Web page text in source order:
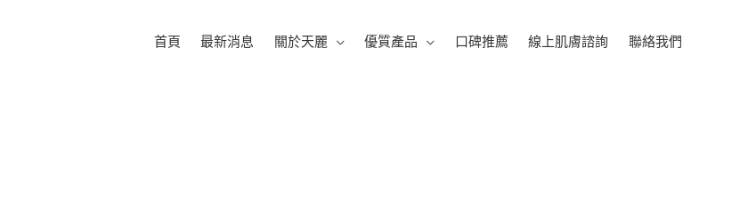
首頁 最新消息 關於天麗 優質產品 口碑推薦 線上肌膚諮詢 聯絡我們